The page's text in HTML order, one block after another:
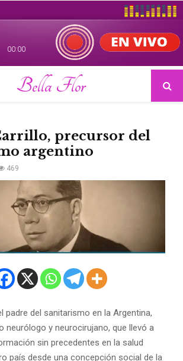
Bella Flor
precursor del
argentino
469
padre del sanitarismo en la Argentina,
neurólogo y neurocirujano, que llevó a
sin precedentes en la salud
país desde una concepción social de la